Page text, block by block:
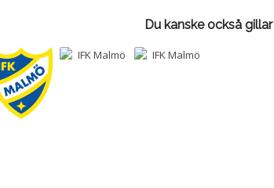
Du kanske också gillar